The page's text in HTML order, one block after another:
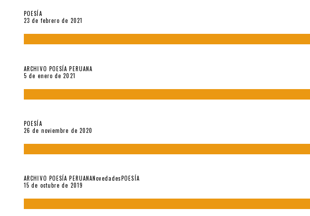
POESÍA
23 de febrero de 2021
ARCHIVO POESÍA PERUANA
5 de enero de 2021
POESÍA
26 de noviembre de 2020
ARCHIVO POESÍA PERUANANovedadesPOESÍA
15 de octubre de 2019